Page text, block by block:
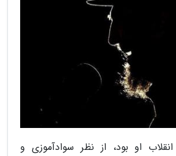
او بود، از نظر سوادآموزی و